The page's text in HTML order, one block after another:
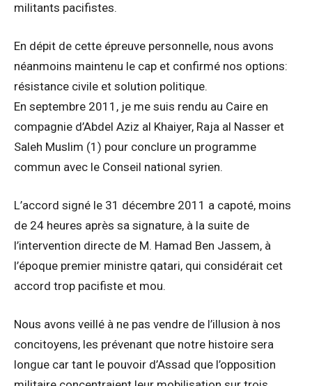
militants pacifistes.
En dépit de cette épreuve personnelle, nous avons
néanmoins maintenu le cap et confirmé nos options:
résistance civile et solution politique.
En septembre 2011, je me suis rendu au Caire en
compagnie d’Abdel Aziz al Khaiyer, Raja al Nasser et
Saleh Muslim (1) pour conclure un programme
commun avec le Conseil national syrien.
L’accord signé le 31 décembre 2011 a capoté, moins
de 24 heures après sa signature, à la suite de
l’intervention directe de M. Hamad Ben Jassem, à
l’époque premier ministre qatari, qui considérait cet
accord trop pacifiste et mou.
Nous avons veillé à ne pas vendre de l’illusion à nos
concitoyens, les prévenant que notre histoire sera
longue car tant le pouvoir d’Assad que l’opposition